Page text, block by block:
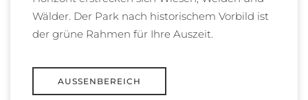
Wälder. Der Park nach historischem Vorbild ist
der grüne Rahmen für Ihre Auszeit.
AUSSENBEREICH